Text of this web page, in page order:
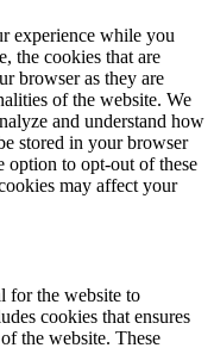
experience while you
the cookies that are
browser as they are
of the website. We
and understand how
stored in your browser
option to opt-out of these
may affect your
for the website to
cookies that ensures
the website. These